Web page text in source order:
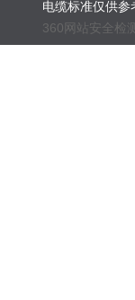
电缆标准仅供
360网站安全检